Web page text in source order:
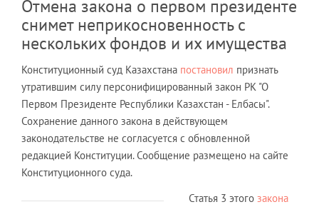
Отмена закона о первом президенте
снимет неприкосновенность с
нескольких фондов и их имущества
Конституционный суд Казахстана постановил признать
утратившим силу персонифицированный закон РК "О
Первом Президенте Республики Казахстан - Елбасы".
Сохранение данного закона в действующем
законодательстве не согласуется с обновленной
редакцией Конституции. Сообщение размещено на сайте
Конституционного суда.
Статья 3 этого закона